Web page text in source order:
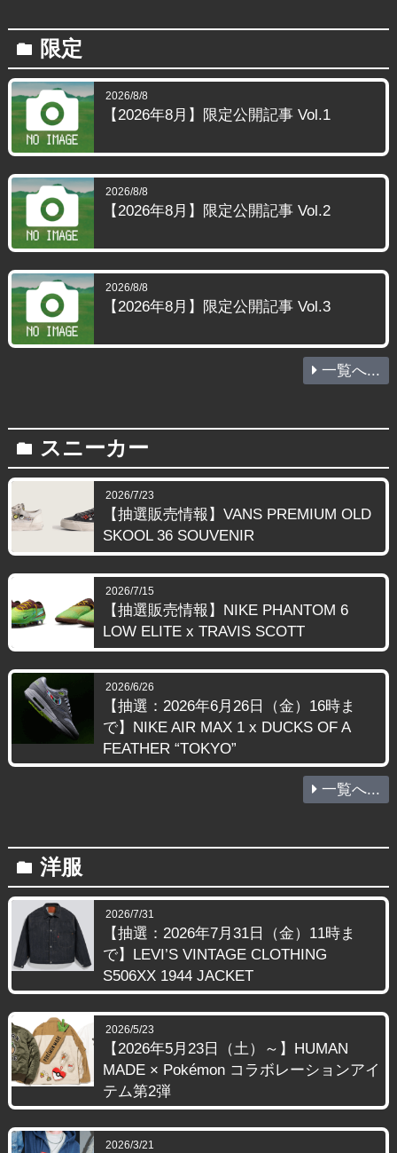
folder 限定
2026/8/8
【2026年8月】限定公開記事 Vol.1
2026/8/8
【2026年8月】限定公開記事 Vol.2
2026/8/8
【2026年8月】限定公開記事 Vol.3
一覧へ...
folder スニーカー
2026/7/23
【抽選販売情報】VANS PREMIUM OLD
SKOOL 36 SOUVENIR
2026/7/15
【抽選販売情報】NIKE PHANTOM 6
LOW ELITE x TRAVIS SCOTT
2026/6/26
【抽選：2026年6月26日（金）16時ま
で】NIKE AIR MAX 1 x DUCKS OF A
FEATHER “TOKYO”
一覧へ...
folder 洋服
2026/7/31
【抽選：2026年7月31日（金）11時ま
で】LEVI’S VINTAGE CLOTHING
S506XX 1944 JACKET
2026/5/23
【2026年5月23日（土）～】HUMAN
MADE × Pokémon コラボレーションアイ
テム第2弾
2026/3/21